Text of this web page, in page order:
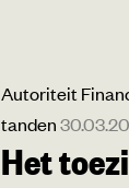
Autoriteit
tanden
Het